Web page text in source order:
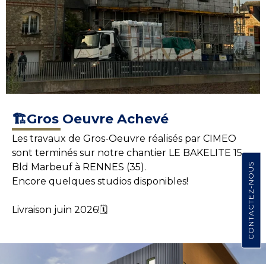
🏗️Gros Oeuvre Achevé
Les travaux de Gros-Oeuvre réalisés par CIMEO
sont terminés sur notre chantier LE BAKELITE 15
Bld Marbeuf à RENNES (35).
Encore quelques studios disponibles!
Livraison juin 2026!🗓️ CONTACTEZ-NOUS